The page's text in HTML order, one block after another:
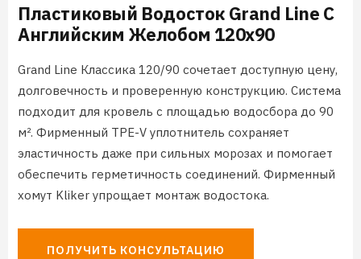
Пластиковый Водосток Grand Line С
Английским Желобом 120х90
Grand Line Классика 120/90 сочетает доступную цену,
долговечность и проверенную конструкцию. Система
подходит для кровель с площадью водосбора до 90
м². Фирменный TPE-V уплотнитель сохраняет
эластичность даже при сильных морозах и помогает
обеспечить герметичность соединений. Фирменный
хомут Kliker упрощает монтаж водостока.
ПОЛУЧИТЬ КОНСУЛЬТАЦИЮ